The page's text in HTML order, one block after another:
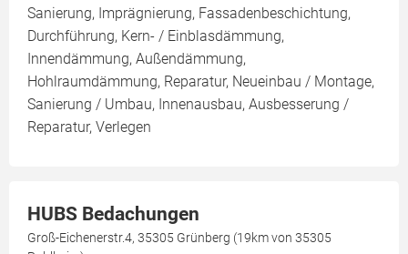
Sanierung, Imprägnierung, Fassadenbeschichtung,
Durchführung, Kern- / Einblasdämmung,
Innendämmung, Außendämmung,
Hohlraumdämmung, Reparatur, Neueinbau / Montage,
Sanierung / Umbau, Innenausbau, Ausbesserung /
Reparatur, Verlegen
HUBS Bedachungen
Groß-Eichenerstr.4, 35305 Grünberg (19km von 35305